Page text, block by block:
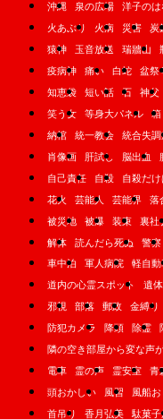
沖縄
泉の広場 洋子の
火あぶり
火病 災害 炭
猿神
玉音放送 瑞牆山
疫病神
痛い 白蛇 盆祭
知恵袋
短い話 石 神父
笑う女
等身大パネル 箱
納棺
統一教会 統合失調
肖像画
肝試し 脳出血
自己責任
自殺 自殺だ
花火
芸能人 芸能界 落
被災地
被爆 装束 裏社
解体
読んだら死ぬ 警察
車中泊
軍人病院 軽自動
道内の心霊スポット
遺
邪視
部落 郵政 金縛り
防犯カメラ
降頭 除霊
隣の空き部屋から変な声
電車
霊の声 霊安室 青
頭おかしい
風習 風船
首吊り
香月弘美 駄菓子